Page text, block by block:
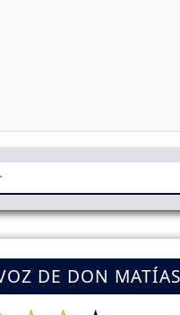
DE DON